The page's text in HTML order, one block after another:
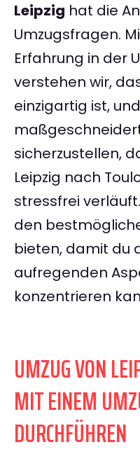
Leipzig hat die
Umzugsfragen.
Erfahrung in der
verstehen wir,
einzigartig ist,
sicherzustellen,
Leipzig nach
stressfrei
den
bieten, damit du
aufregenden
konzentrieren
UMZUG VON
MIT EINEM
DURCHFÜHREN